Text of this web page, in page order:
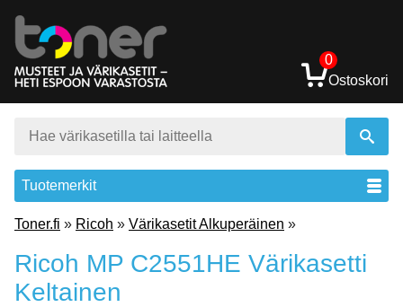
0
Ostoskori
Tuotemerkit
Toner.fi » Ricoh » Värikasetit Alkuperäinen »
Ricoh MP C2551HE Värikasetti
Keltainen